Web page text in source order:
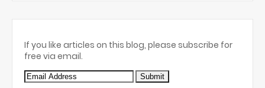
If you like articles on this blog, please subscribe for
free via email.